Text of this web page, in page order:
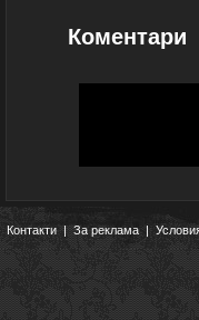
Коментари
Контакти|За реклама |